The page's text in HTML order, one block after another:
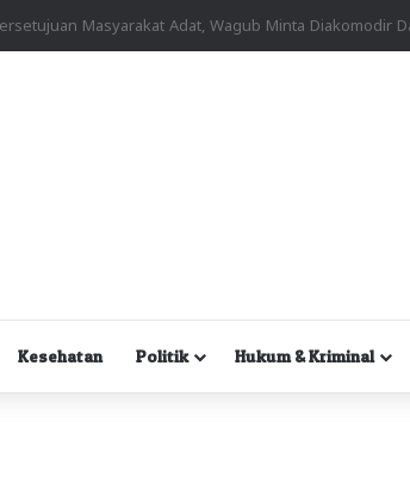
Kesehatan Politik Hukum & Kriminal